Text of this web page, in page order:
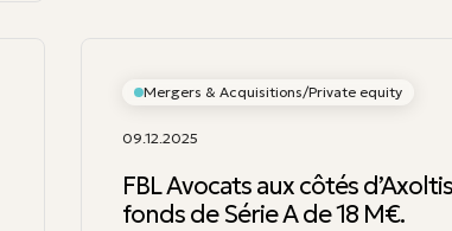
Mergers & Acquisitions/Private equity
09.12.2025
FBL Avocats aux côtés
fonds de Série A de 18 M€.